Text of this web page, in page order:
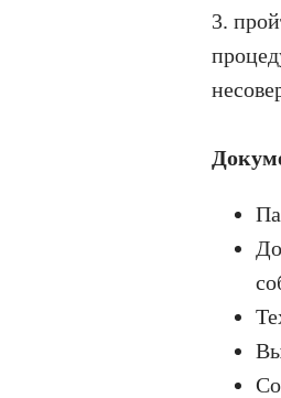
3.